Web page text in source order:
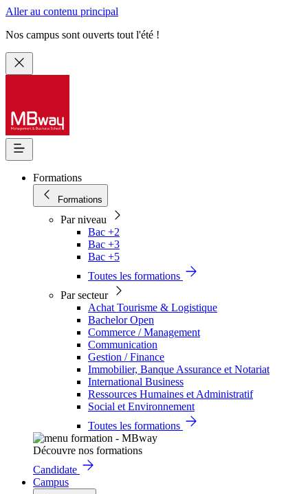
Aller au contenu principal
Nos campus sont ouverts tout l'été !
Formations
Formations
Par niveau
Bac +2
Bac +3
Bac +5
Toutes les formations
Par secteur
Achat Tourisme & Logistique
Bachelor Open
Commerce / Management
Communication
Gestion / Finance
Immobilier, Banque Assurance et Notariat
International Business
Ressources Humaines et Administratif
Social et Environnement
Toutes les formations
Découvre nos formations
Candidate
Campus